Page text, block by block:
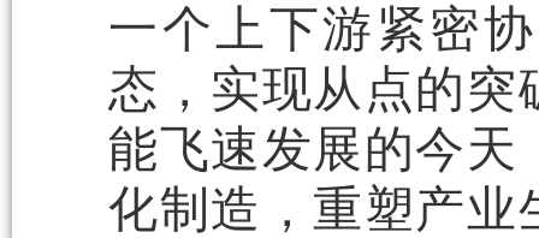
一个上下游紧密
态，实现从点的
能飞速发展的今天
化制造，重塑产业